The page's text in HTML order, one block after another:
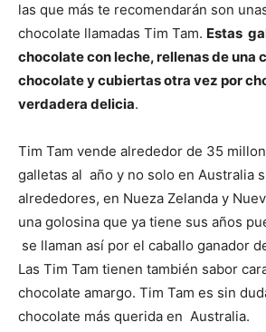
las que más te recomendarán son
chocolate llamadas Tim Tam. Estas
chocolate con leche, rellenas de una
chocolate y cubiertas otra vez por
verdadera delicia.
Tim Tam vende alrededor de 35
galletas al año y no solo en Australia
alrededores, en Nueza Zelanda y
una golosina que ya tiene sus años
se llaman así por el caballo ganador
Las Tim Tam tienen también sabor
chocolate amargo. Tim Tam es sin
chocolate más querida en Australia.